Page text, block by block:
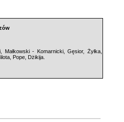
- Komarnicki, Gęsior, Żyłka,
Pope, Dżikija.